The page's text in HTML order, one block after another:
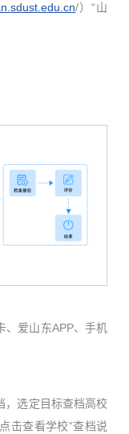
/）“山
、爱山东APP、手机
，选定目标查档高校
击查看学校“查档说